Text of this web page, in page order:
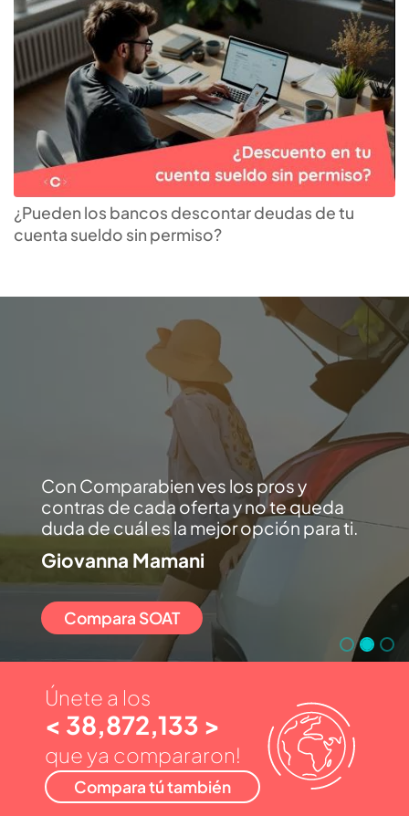
¿Pueden los bancos descontar deudas de tu
cuenta sueldo sin permiso?
Con Comparabien ves los pros y
contras de cada oferta y no te queda
duda de cuál es la mejor opción para ti.
Giovanna Mamani
Compara SOAT
Únete a los
< 38,872,133 >
que ya compararon!
Compara tú también